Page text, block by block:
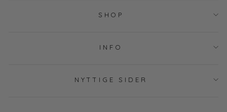
SHOP
INFO
NYTTIGE SIDER